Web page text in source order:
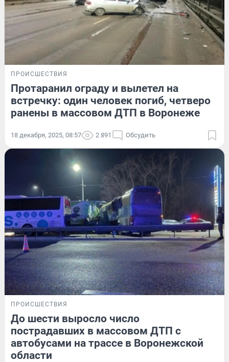
ПРОИСШЕСТВИЯ
Протаранил ограду и вылетел на
встречку: один человек погиб, четверо
ранены в массовом ДТП в Воронеже
18 декабря, 2025, 08:57 2 891 Обсудить
ПРОИСШЕСТВИЯ
До шести выросло число
пострадавших в массовом ДТП с
автобусами на трассе в Воронежской
области